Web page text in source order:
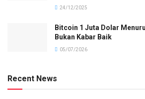
24/12/2025
Bitcoin 1 Juta Dolar
Bukan Kabar Baik
05/07/2026
Recent News